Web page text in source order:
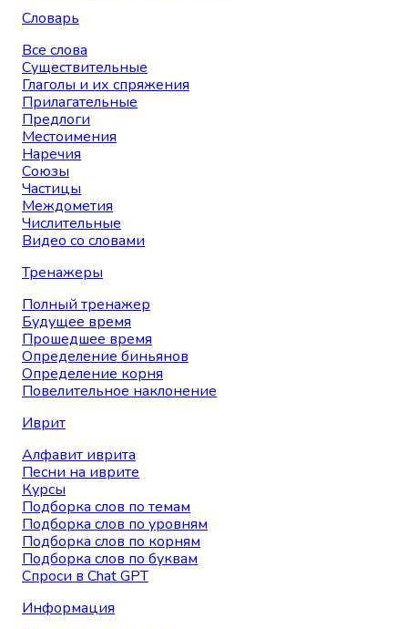
Словарь
Все слова
Существительные
Глаголы и их спряжения
Прилагательные
Предлоги
Местоимения
Наречия
Союзы
Частицы
Междометия
Числительные
Видео со словами
Тренажеры
Полный тренажер
Будущее время
Прошедшее время
Определение биньянов
Определение корня
Повелительное наклонение
Иврит
Алфавит иврита
Песни на иврите
Курсы
Подборка слов по темам
Подборка слов по уровням
Подборка слов по корням
Подборка слов по буквам
Спроси в Chat GPT
Информация